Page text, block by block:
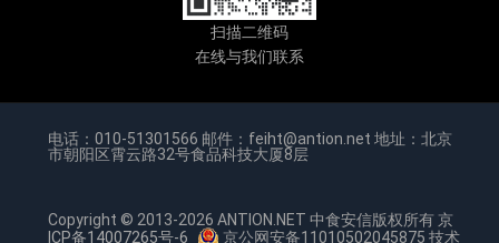
扫描二维码
在线与我们联系
电话：010-51301566 邮件：feiht@antion.net 地址：北京
市朝阳区霄云路32号食品科技大厦8层
Copyright © 2013-2026 ANTION.NET 中食安信版权所有京
ICP备14007265号-6
京公网安备11010502045875 技术